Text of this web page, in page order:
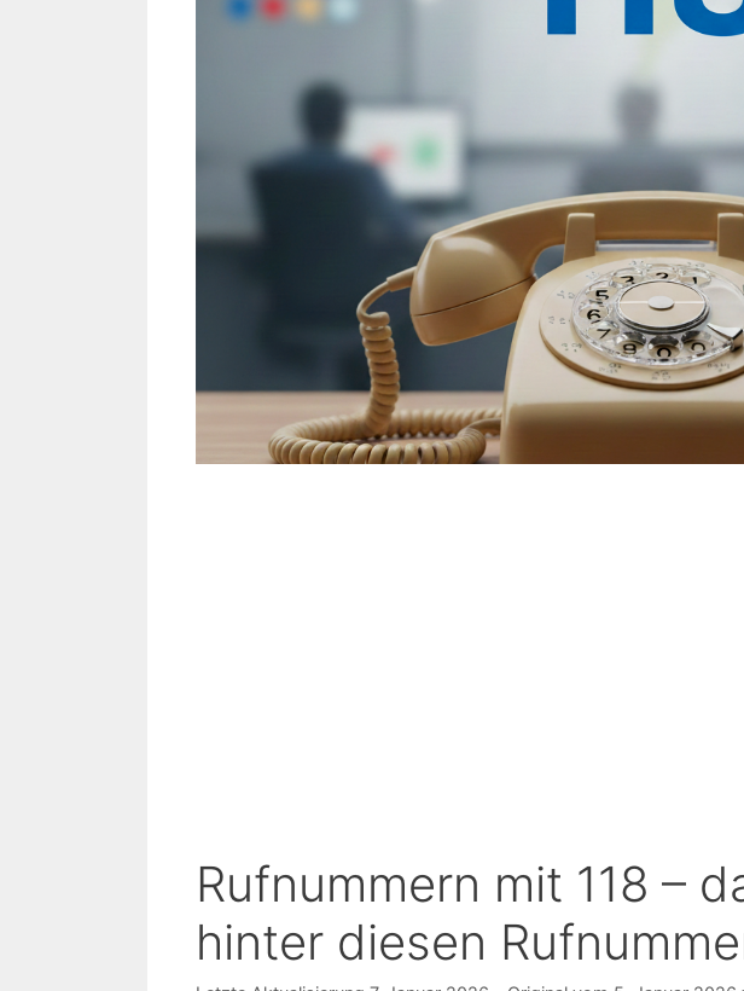
Rufnummern mit 118 –
hinter diesen